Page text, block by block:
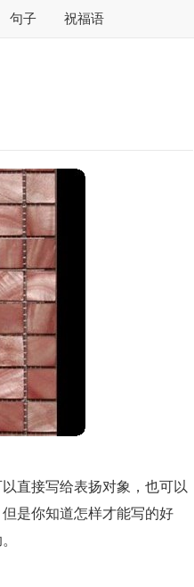
句子 祝福语
直接写给表扬对象，也可以
是你知道怎样才能写的好